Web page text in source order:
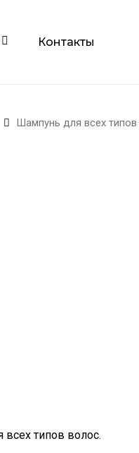
Контакты
Шампунь для всех
типов волос.